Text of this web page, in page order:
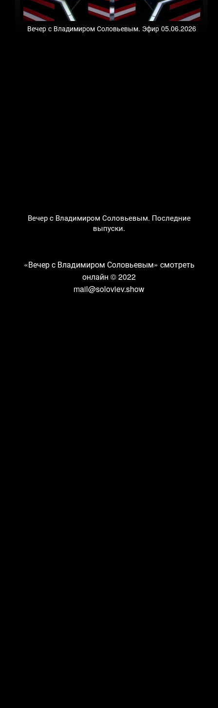
Вечер с Владимиром Соловьевым. Эфир 05.06.2026
Вечер с Владимиром Соловьевым. Последние
выпуски.
«Вечер с Владимиром Соловьевым» смотреть
онлайн © 2022
mail@soloviev.show